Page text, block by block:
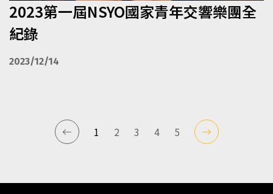
2023第一屆NSYO國家青年交響樂團全
紀錄
2023/12/14
1 2 3 4 5